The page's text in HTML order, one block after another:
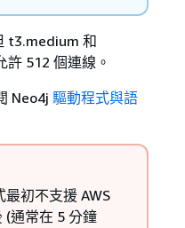
t3.medium 和
512 個連線。
Neo4j 驅動程式與語
初不支援 AWS
(通常在 5 分鐘